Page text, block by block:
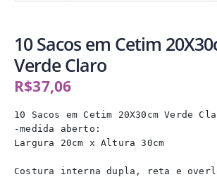
10 Sacos em Cetim
Verde Claro
R$37,06
10 Sacos em Cetim 20X30cm Verde
-medida aberto:
Largura 20cm x Altura 30cm
Costura interna dupla, reta e